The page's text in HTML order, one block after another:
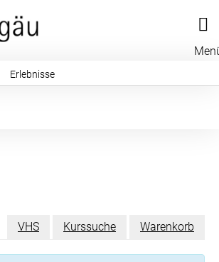
Erlebnisse
VHS Kurssuche Warenkorb